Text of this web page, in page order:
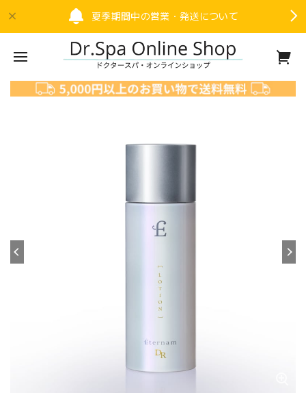
夏季期間中の営業・発送について